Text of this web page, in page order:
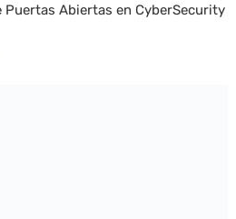
Puertas Abiertas en CyberSecurity